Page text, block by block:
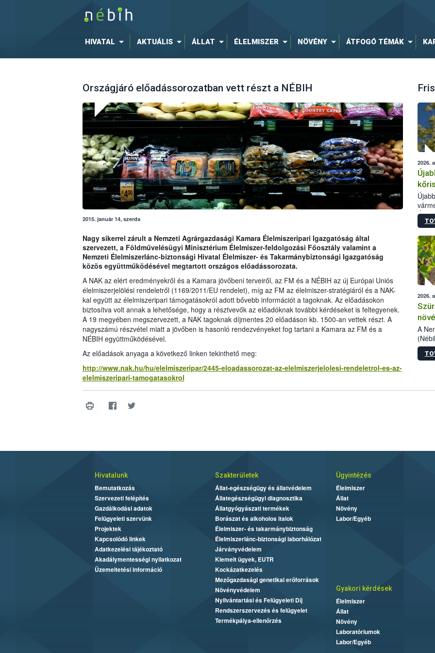
HIVATAL AKTUÁLIS ÁLLAT ÉLELMISZER NÖVÉNY ÁTFOGÓ TÉMÁK
Országjáró előadássorozatban vett részt a NÉBIH
2015. január 14, szerda
Nagy sikerrel zárult a Nemzeti Agrárgazdasági Kamara Élelmiszeripari Igazgatóság által
szervezett, a Földművelésügyi Minisztérium Élelmiszer-feldolgozási Főosztály valamint a
Nemzeti Élelmiszerlánc-biztonsági Hivatal Élelmiszer- és Takarmánybiztonsági Igazgatóság
közös együttműködésével megtartott országos előadássorozata.
A NAK az elért eredményekről és a Kamara jövőbeni terveiről, az FM és a NÉBIH az új Európai Uniós
élelmiszerjelölési rendeletről (1169/2011/EU rendelet), míg az FM az élelmiszer-stratégiáról és a NAK-
kal együtt az élelmiszeripari támogatásokról adott bővebb információt a tagoknak. Az előadásokon
biztosítva volt annak a lehetősége, hogy a résztvevők az előadóknak további kérdéseket is feltegyenek.
A 19 megyében megszervezett, a NAK tagoknak díjmentes 20 előadáson kb. 1500-an vettek részt. A
nagyszámú részvétel miatt a jövőben is hasonló rendezvényeket fog tartani a Kamara az FM és a
NÉBIH együttműködésével.
Az előadások anyaga a következő linken tekinthető meg:
http://www.nak.hu/hu/elelmiszeripar/2445-eloadassorozat-az-elelmiszerjelolesi-rendeletrol-es-az-
elelmiszeripari-tamogatasokrol
2026.
2026.
A
Hivatalunk
Bemutatkozás
Szervezeti felépítés
Gazdálkodási adatok
Felügyeleti szervünk
Projektek
Kapcsolódó linkek
Adatkezelési tájékoztató
Akadálymentességi nyilatkozat
Üzemeltetési információ
Szakterületek
Állat-egészségügy és állatvédelem
Állategészségügyi diagnosztika
Állatgyógyászati termékek
Borászat és alkoholos italok
Élelmiszer- és takarmánybiztonság
Élelmiszerlánc-biztonsági laborhálózat
Járványvédelem
Kiemelt ügyek, EUTR
Kockázatkezelés
Mezőgazdasági genetikai erőforrások
Növényvédelem
Nyilvántartási és Felügyeleti Díj
Rendszerszervezés és felügyelet
Termékpálya-ellenőrzés
Ügyintézés
Élelmiszer
Állat
Növény
Labor/Egyéb
Gyakori kérdések
Élelmiszer
Állat
Növény
Laboratóriumok
Labor/Egyéb